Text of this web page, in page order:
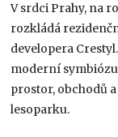
V srdci Prahy, na
rozkládá
developera
moderní
prostor, obchodů
lesoparku.